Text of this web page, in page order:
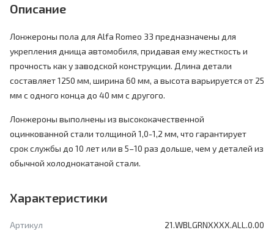
Описание
Лонжероны пола для Alfa Romeo 33 предназначены для
укрепления днища автомобиля, придавая ему жесткость и
прочность как у заводской конструкции. Длина детали
составляет 1250 мм, ширина 60 мм, а высота варьируется от 25
мм с одного конца до 40 мм с другого.
Лонжероны выполнены из высококачественной
оцинкованной стали толщиной 1,0-1,2 мм, что гарантирует
срок службы до 10 лет или в 5–10 раз дольше, чем у деталей из
обычной холоднокатаной стали.
Характеристики
Артикул
21.WBLGRNXXXX.ALL.0.00